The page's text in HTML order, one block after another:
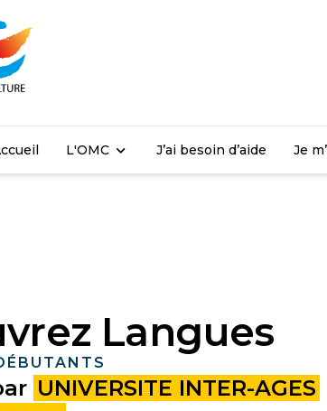
L'OMC J’ai besoin d’aide Je
Langues
UNIVERSITE INTER-AGES